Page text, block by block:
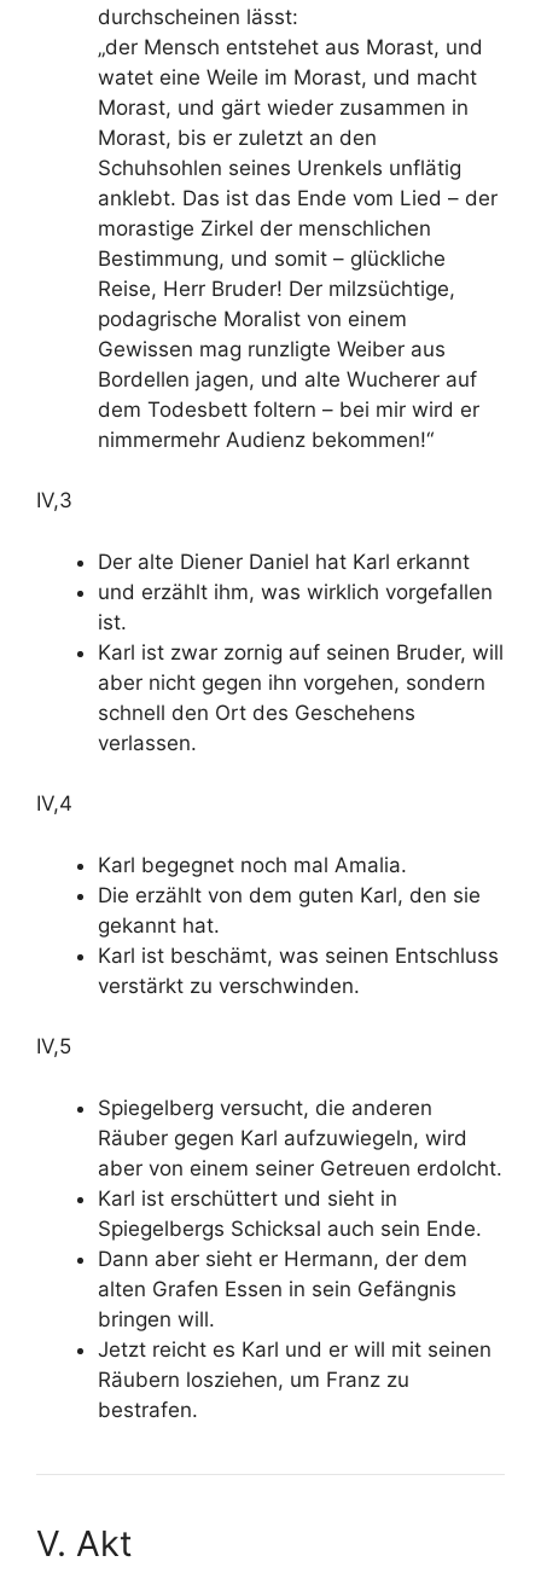
durchscheinen lässt:
„der Mensch entstehet aus Morast, und
watet eine Weile im Morast, und macht
Morast, und gärt wieder zusammen in
Morast, bis er zuletzt an den
Schuhsohlen seines Urenkels unflätig
anklebt. Das ist das Ende vom Lied – der
morastige Zirkel der menschlichen
Bestimmung, und somit – glückliche
Reise, Herr Bruder! Der milzsüchtige,
podagrische Moralist von einem
Gewissen mag runzligte Weiber aus
Bordellen jagen, und alte Wucherer auf
dem Todesbett foltern – bei mir wird er
nimmermehr Audienz bekommen!“
IV,3
Der alte Diener Daniel hat Karl erkannt
und erzählt ihm, was wirklich vorgefallen
ist.
Karl ist zwar zornig auf seinen Bruder, will
aber nicht gegen ihn vorgehen, sondern
schnell den Ort des Geschehens
verlassen.
IV,4
Karl begegnet noch mal Amalia.
Die erzählt von dem guten Karl, den sie
gekannt hat.
Karl ist beschämt, was seinen Entschluss
verstärkt zu verschwinden.
IV,5
Spiegelberg versucht, die anderen
Räuber gegen Karl aufzuwiegeln, wird
aber von einem seiner Getreuen erdolcht.
Karl ist erschüttert und sieht in
Spiegelbergs Schicksal auch sein Ende.
Dann aber sieht er Hermann, der dem
alten Grafen Essen in sein Gefängnis
bringen will.
Jetzt reicht es Karl und er will mit seinen
Räubern losziehen, um Franz zu
bestrafen.
V. Akt